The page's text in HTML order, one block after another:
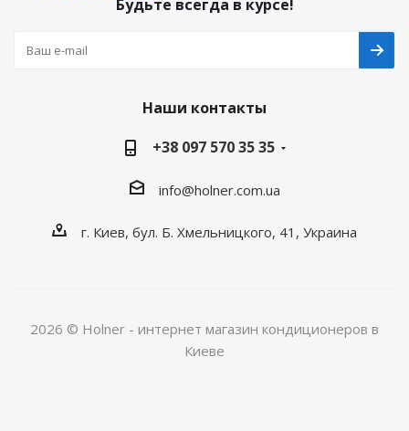
Будьте всегда в курсе!
Наши контакты
+38 097 570 35 35
info@holner.com.ua
г. Киев, бул. Б. Хмельницкого, 41, Украина
2026 © Holner - интернет магазин кондиционеров в
Киеве